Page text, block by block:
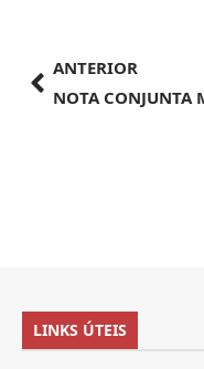
ANTERIOR
LINKS ÚTEIS